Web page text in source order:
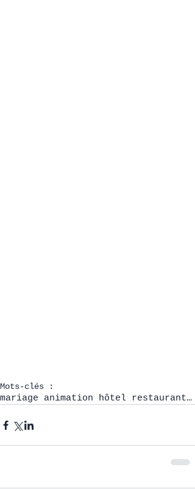
Mots-clés :
mariage animation hôtel restaurant Baud